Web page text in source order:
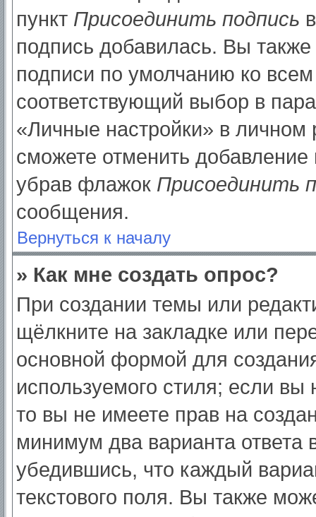
пункт Присоединить подпись
подпись добавилась. Вы
подписи по умолчанию ко
соответствующий выбор в
«Личные настройки» в
сможете отменить
убрав флажок Присоединить
сообщения.
Вернуться к началу
» Как мне создать опрос?
При создании темы или
щёлкните на закладке или
основной формой для
используемого стиля; если
то вы не имеете прав на
минимум два варианта ответа
убедившись, что каждый
текстового поля. Вы также